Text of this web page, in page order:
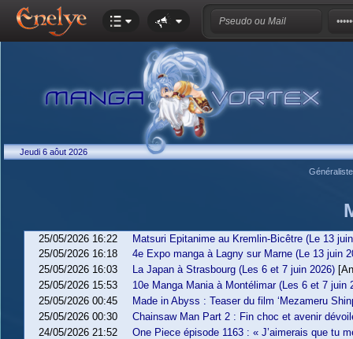
Jeudi 6 aôut 2026
25/05/2026 16:22
Matsuri Epitanime au Kremlin-Bicêtre (Le 13
25/05/2026 16:18
4e Expo manga à Lagny sur Marne (Le 13 juin
25/05/2026 16:03
La Japan à Strasbourg (Les 6 et 7 juin 2026)
25/05/2026 15:53
10e Manga Mania à Montélimar (Les 6 et 7 juin
25/05/2026 00:45
Made in Abyss : Teaser du film ‘Mezameru
25/05/2026 00:30
Chainsaw Man Part 2 : Fin choc et avenir
24/05/2026 21:52
One Piece épisode 1163 : « J’aimerais que tu